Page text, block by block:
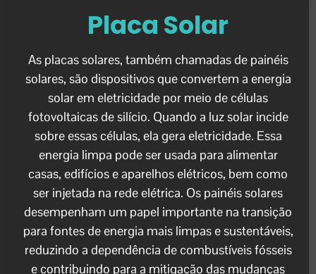
Placa Solar
As placas solares, também chamadas de painéis
solares, são dispositivos que convertem a energia
solar em eletricidade por meio de células
fotovoltaicas de silício. Quando a luz solar incide
sobre essas células, ela gera eletricidade. Essa
energia limpa pode ser usada para alimentar
casas, edifícios e aparelhos elétricos, bem como
ser injetada na rede elétrica. Os painéis solares
desempenham um papel importante na transição
para fontes de energia mais limpas e sustentáveis,
reduzindo a dependência de combustíveis fósseis
e contribuindo para a mitigação das mudanças